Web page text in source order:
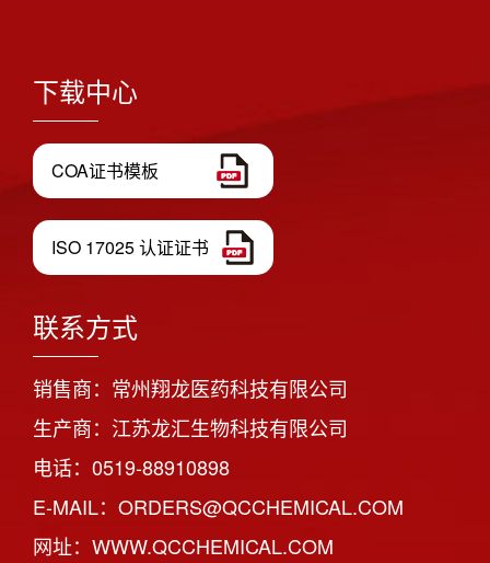
下载中心
COA证书模板
ISO 17025 认证证书
联系方式
销售商：常州翔龙医药科技有限公司
生产商：江苏龙汇生物科技有限公司
电话：0519-88910898
E-MAIL：ORDERS@QCCHEMICAL.COM
网址：WWW.QCCHEMICAL.COM